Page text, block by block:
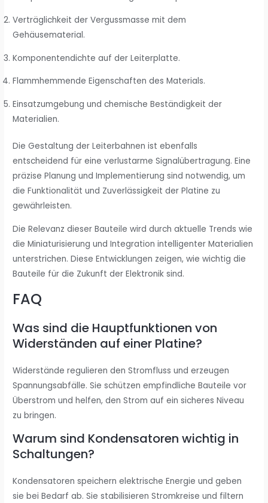
Verträglichkeit der Vergussmasse mit dem
Gehäusematerial.
Komponentendichte auf der Leiterplatte.
Flammhemmende Eigenschaften des Materials.
Einsatzumgebung und chemische Beständigkeit der
Materialien.
Die Gestaltung der Leiterbahnen ist ebenfalls
entscheidend für eine verlustarme Signalübertragung. Eine
präzise Planung und Implementierung sind notwendig, um
die Funktionalität und Zuverlässigkeit der Platine zu
gewährleisten.
Die Relevanz dieser Bauteile wird durch aktuelle Trends wie
die Miniaturisierung und Integration intelligenter Materialien
unterstrichen. Diese Entwicklungen zeigen, wie wichtig die
Bauteile für die Zukunft der Elektronik sind.
FAQ
Was sind die Hauptfunktionen von
Widerständen auf einer Platine?
Widerstände regulieren den Stromfluss und erzeugen
Spannungsabfälle. Sie schützen empfindliche Bauteile vor
Überstrom und helfen, den Strom auf ein sicheres Niveau
zu bringen.
Warum sind Kondensatoren wichtig in
Schaltungen?
Kondensatoren speichern elektrische Energie und geben
sie bei Bedarf ab. Sie stabilisieren Stromkreise und filtern